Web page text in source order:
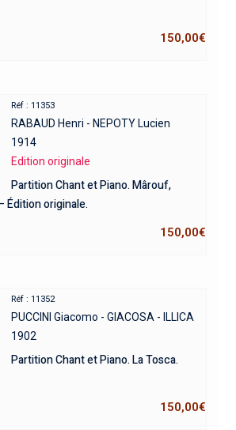
150,00€
Réf : 11353
RABAUD Henri - NEPOTY Lucien
1914
Edition originale
Partition Chant et Piano. Mârouf,
Édition originale.
150,00€
Réf : 11352
PUCCINI Giacomo - GIACOSA - ILLICA
1902
Partition Chant et Piano. La Tosca.
150,00€